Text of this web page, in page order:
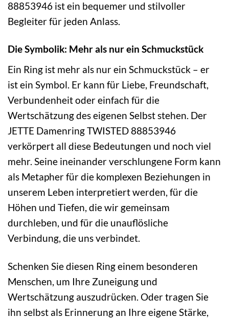
88853946 ist ein bequemer und stilvoller
Begleiter für jeden Anlass.
Die Symbolik: Mehr als nur ein Schmuckstück
Ein Ring ist mehr als nur ein Schmuckstück – er
ist ein Symbol. Er kann für Liebe, Freundschaft,
Verbundenheit oder einfach für die
Wertschätzung des eigenen Selbst stehen. Der
JETTE Damenring TWISTED 88853946
verkörpert all diese Bedeutungen und noch viel
mehr. Seine ineinander verschlungene Form kann
als Metapher für die komplexen Beziehungen in
unserem Leben interpretiert werden, für die
Höhen und Tiefen, die wir gemeinsam
durchleben, und für die unauflösliche
Verbindung, die uns verbindet.
Schenken Sie diesen Ring einem besonderen
Menschen, um Ihre Zuneigung und
Wertschätzung auszudrücken. Oder tragen Sie
ihn selbst als Erinnerung an Ihre eigene Stärke,